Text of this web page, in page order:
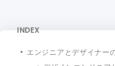
INDEX
エンジニアとデザイナー